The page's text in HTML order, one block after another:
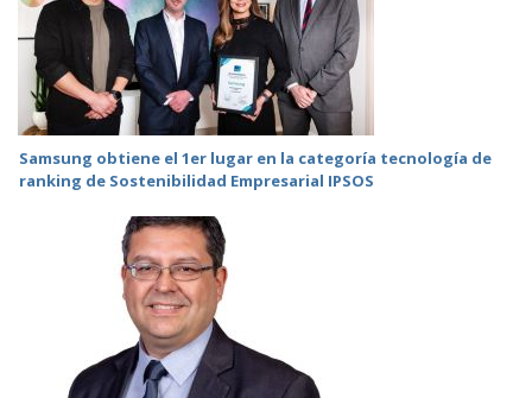
Samsung obtiene el 1er lugar en la categoría tecnología de
ranking de Sostenibilidad Empresarial IPSOS